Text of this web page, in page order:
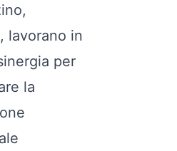
lavorano in
per
la